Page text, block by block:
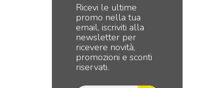
Ricevi le ultime
promo nella tua
email, iscriviti alla
newsletter per
ricevere novità,
promozioni e sconti
riservati.